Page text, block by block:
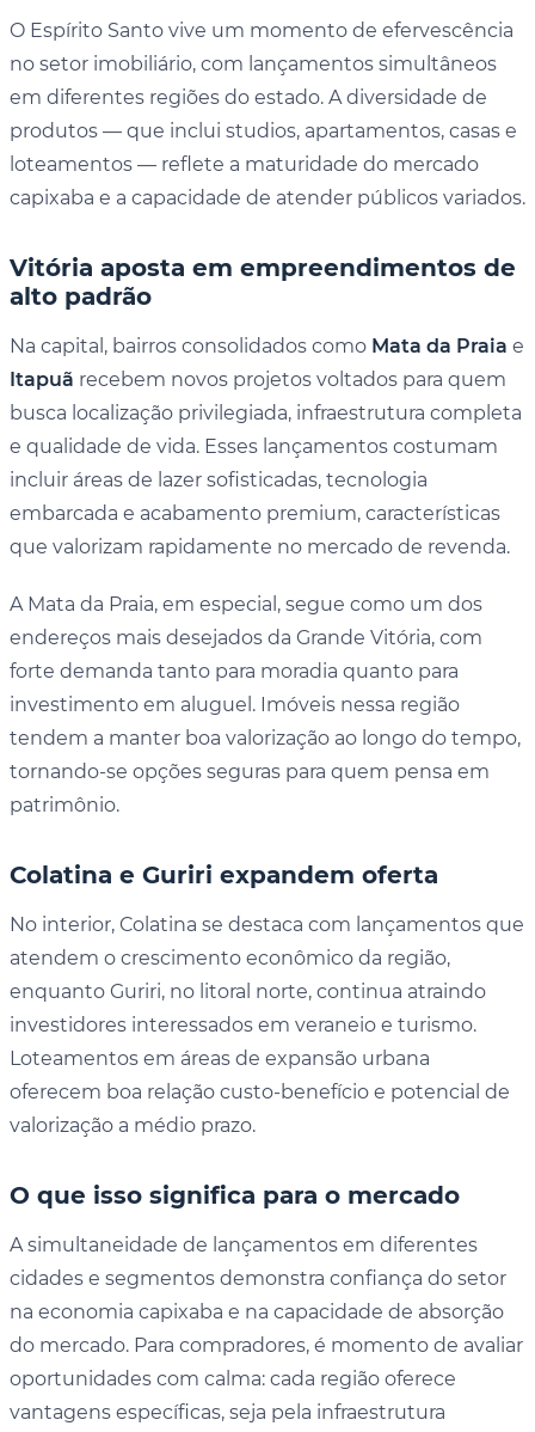
O Espírito Santo vive um momento de efervescência
no setor imobiliário, com lançamentos simultâneos
em diferentes regiões do estado. A diversidade de
produtos — que inclui studios, apartamentos, casas e
loteamentos — reflete a maturidade do mercado
capixaba e a capacidade de atender públicos variados.
Vitória aposta em empreendimentos de
alto padrão
Na capital, bairros consolidados como Mata da Praia e
Itapuã recebem novos projetos voltados para quem
busca localização privilegiada, infraestrutura completa
e qualidade de vida. Esses lançamentos costumam
incluir áreas de lazer sofisticadas, tecnologia
embarcada e acabamento premium, características
que valorizam rapidamente no mercado de revenda.
A Mata da Praia, em especial, segue como um dos
endereços mais desejados da Grande Vitória, com
forte demanda tanto para moradia quanto para
investimento em aluguel. Imóveis nessa região
tendem a manter boa valorização ao longo do tempo,
tornando-se opções seguras para quem pensa em
patrimônio.
Colatina e Guriri expandem oferta
No interior, Colatina se destaca com lançamentos que
atendem o crescimento econômico da região,
enquanto Guriri, no litoral norte, continua atraindo
investidores interessados em veraneio e turismo.
Loteamentos em áreas de expansão urbana
oferecem boa relação custo-benefício e potencial de
valorização a médio prazo.
O que isso significa para o mercado
A simultaneidade de lançamentos em diferentes
cidades e segmentos demonstra confiança do setor
na economia capixaba e na capacidade de absorção
do mercado. Para compradores, é momento de avaliar
oportunidades com calma: cada região oferece
vantagens específicas, seja pela infraestrutura